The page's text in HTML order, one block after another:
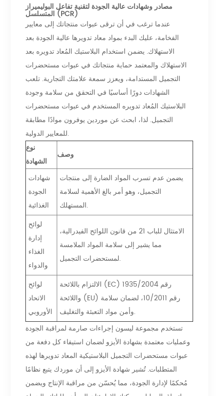
مصادر وشهادات عالية الجودة لتقنية تفاعل البوليميراز
المتسلسل (PCR)
عندما ترغب في أن ترقى عبوات منتجاتك إلى معايير
الفخامة، عليك البدء بمواد معاد تدويرها عالية الجودة بعد
الاستهلاك. يضمن استخدام البلاستيك المُعاد تدويره بعد
الاستهلاك والمعتمد حماية منتجاتك في عبوات مستحضرات
التجميل المستدامة، ويعزز سمعة علامتك التجارية. تلعب
الشهادات دورًا أساسيًا في التحقق من سلامة وجودة
البلاستيك المُعاد تدويره المستخدم في عبوات مستحضرات
التجميل. لذا، ابحث عن موردين يوفرون موادًا مطابقة
للمعايير الدولية.
نوع
الشهادة
وصف
شهادات
الجودة
الغذائية
يضمن عدم تسرب المواد الضارة إلى منتجات
التجميل، وهو أمر بالغ الأهمية لسلامة
المستهلك.
لوائح
إدارة
الغذاء
والدواء
الامتثال للباب 21 من قانون اللوائح الفيدرالية،
مما يشير إلى سلامة المواد الملامسة
لمستحضرات التجميل.
لوائح
الاتحاد
الأوروبي
الالتزام باللائحة (EC) رقم 1935/2004
واللائحة (EU) رقم 10/2011، لضمان سلامة
وأمن مواد التعبئة والتغليف.
تستخدم مجموعة ليسون إجراءات صارمة لمراقبة الجودة
وعمليات معتمدة بشهادة الأيزو لضمان استيفاء كل دفعة من
عبوات مستحضرات التجميل البلاستيكية المعاد تدويرها لهذه
المتطلبات. تُشير شهادة الأيزو إلى أن موردك يتبع نظامًا
مُحكمًا لإدارة الجودة، مما يُحسّن من مراقبة الإنتاج ويضمن